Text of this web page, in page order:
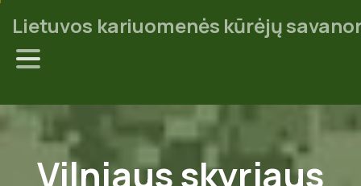
Lietuvos kariuomenės kūrėjų
Vilniausskyriaus